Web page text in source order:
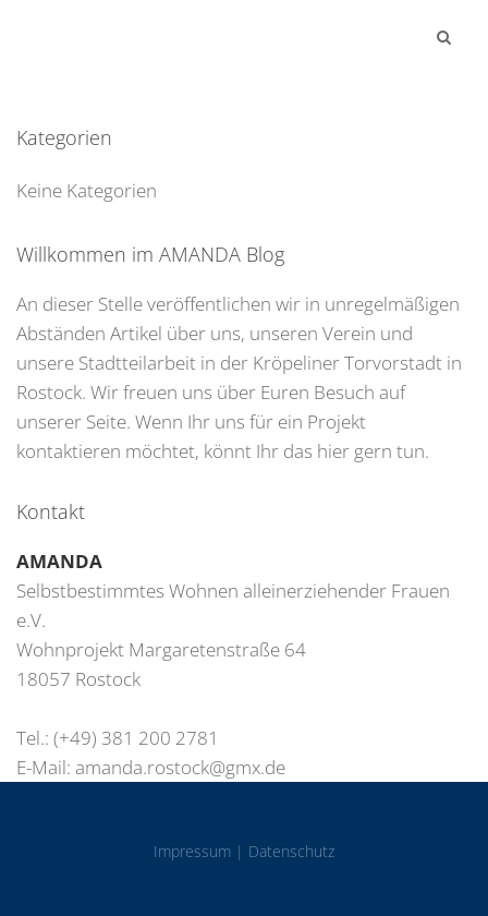
Kategorien
Keine Kategorien
Willkommen im AMANDA Blog
An dieser Stelle veröffentlichen wir in unregelmäßigen
Abständen Artikel über uns, unseren Verein und
unsere Stadtteilarbeit in der Kröpeliner Torvorstadt in
Rostock. Wir freuen uns über Euren Besuch auf
unserer Seite. Wenn Ihr uns für ein Projekt
kontaktieren möchtet, könnt Ihr das hier gern tun.
Kontakt
AMANDA
Selbstbestimmtes Wohnen alleinerziehender Frauen
e.V.
Wohnprojekt Margaretenstraße 64
18057 Rostock
Tel.: (+49) 381 200 2781
E-Mail: amanda.rostock@gmx.de
Impressum | Datenschutz